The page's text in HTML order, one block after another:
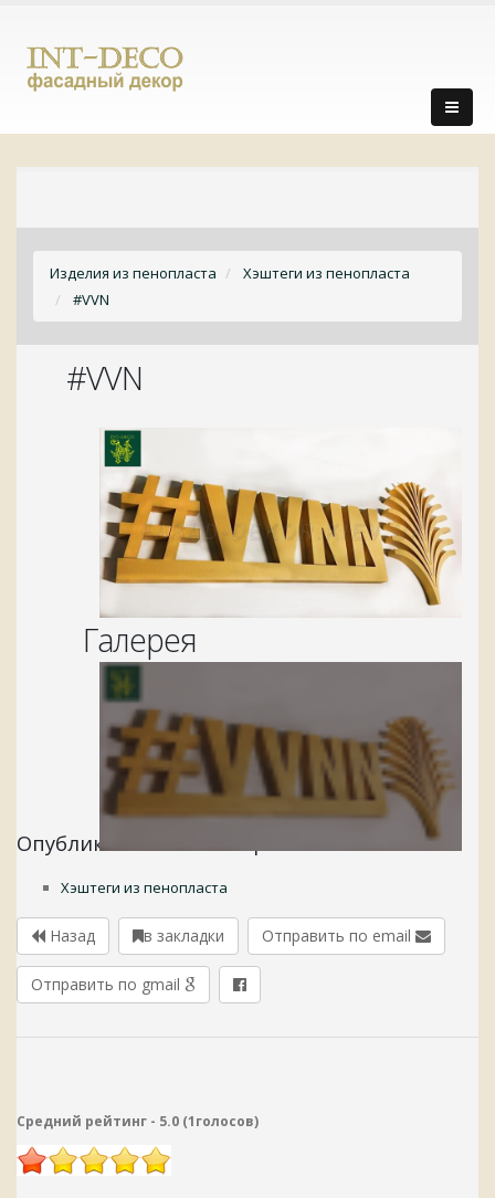
Изделия из пенопласта
Хэштеги из пенопласта
#VVN
#VVN
Галерея
Опубликовано в категориях:
Хэштеги из пенопласта
Назад в закладки Отправить по email
Отправить по gmail
Средний рейтинг - 5.0 (1голосов)